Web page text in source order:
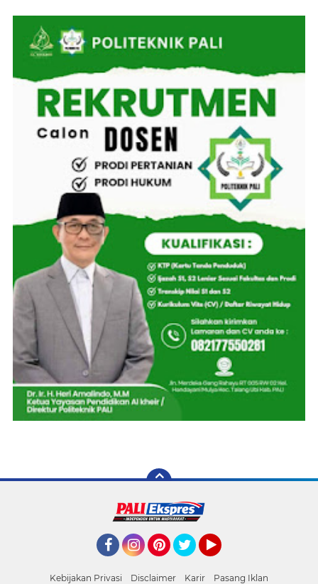
Kebijakan Privasi Disclaimer Karir Pasang Iklan